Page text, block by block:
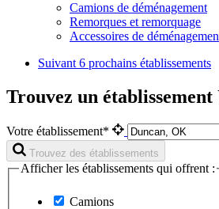
Camions de déménagement
Remorques et remorquage
Accessoires de
Suivant 6 prochains établissements
Trouvez un établissement
Votre établissement*
Trouvez des établissements
Afficher les établissements qui offrent :
Camions